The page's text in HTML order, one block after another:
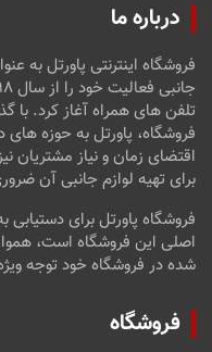
درباره ما
فروشگاه اینترنتی پاورتل
تلفن های همراه آغاز کرد.
فروشگاه، پاورتل به حوزه
اقتضای زمان و نیاز
برای تهیه لوازم جانبی آن
فروشگاه پاورتل برای
اصلی این فروشگاه است،
شده در فروشگاه خود توجه
فروشگاه